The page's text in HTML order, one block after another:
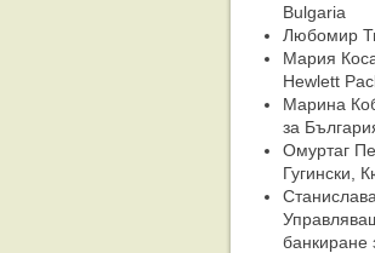
Bulgaria
Любомир
Мария
Hewlett
Марина
за
Омуртаг
Гугински,
банкиране